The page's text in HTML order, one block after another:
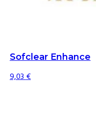
Sofclear Enhance
9,03€